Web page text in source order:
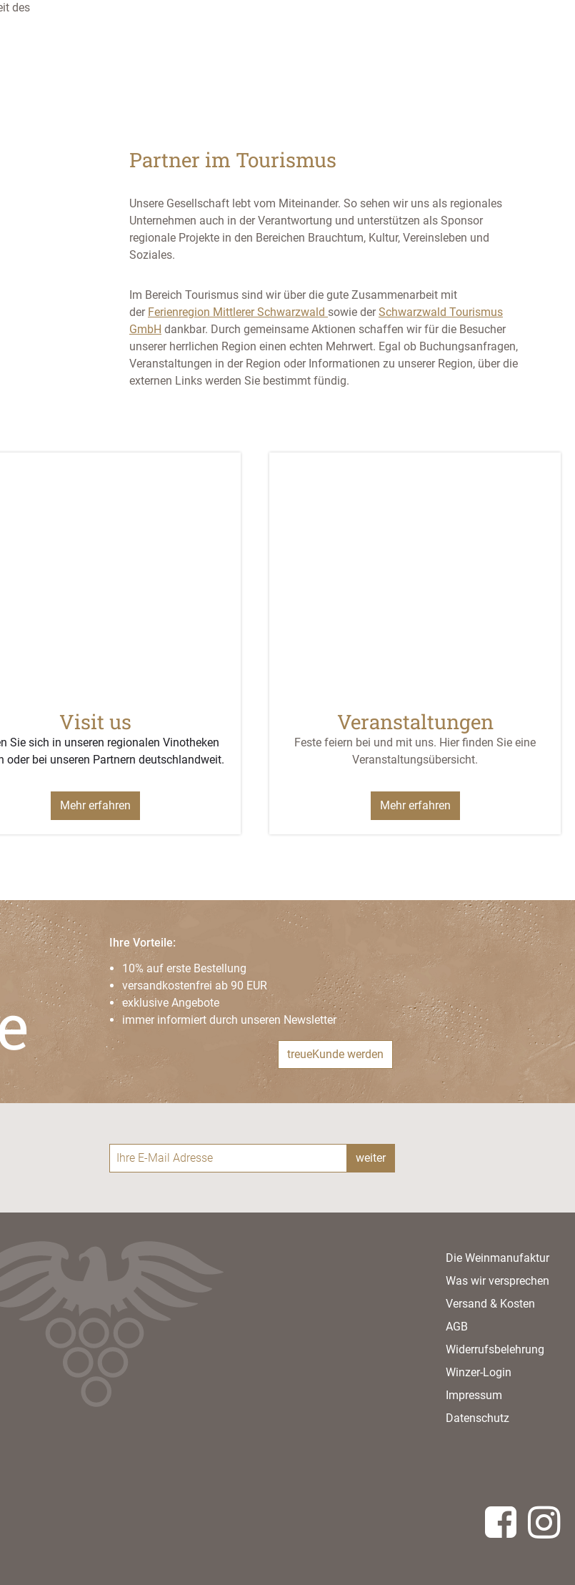
des
Partner im Tourismus
Unsere Gesellschaft lebt vom Miteinander. So sehen wir uns als regionales
Unternehmen auch in der Verantwortung und unterstützen als Sponsor
regionale Projekte in den Bereichen Brauchtum, Kultur, Vereinsleben und
Soziales.
Im Bereich Tourismus sind wir über die gute Zusammenarbeit mit
der Ferienregion Mittlerer Schwarzwald sowie derSchwarzwald Tourismus
GmbH dankbar. Durch gemeinsame Aktionen schaffen wir für die Besucher
unserer herrlichen Region einen echten Mehrwert. Egal ob Buchungsanfragen,
Veranstaltungen in der Region oder Informationen zu unserer Region, über die
externen Links werden Sie bestimmt fündig.
Visit us
Sie sich in unseren regionalen Vinotheken
oder bei unseren Partnern deutschlandweit.
Mehr erfahren
Veranstaltungen
Feste feiern bei und mit uns. Hier finden Sie eine
Veranstaltungsübersicht.
Mehr erfahren
Ihre Vorteile:
10% auf erste Bestellung
versandkostenfrei ab 90 EUR
exklusive Angebote
immer informiert durch unseren Newsletter
treueKunde werden
weiter
Die Weinmanufaktur
Was wir versprechen
Versand & Kosten
AGB
Widerrufsbelehrung
Winzer-Login
Impressum
Datenschutz